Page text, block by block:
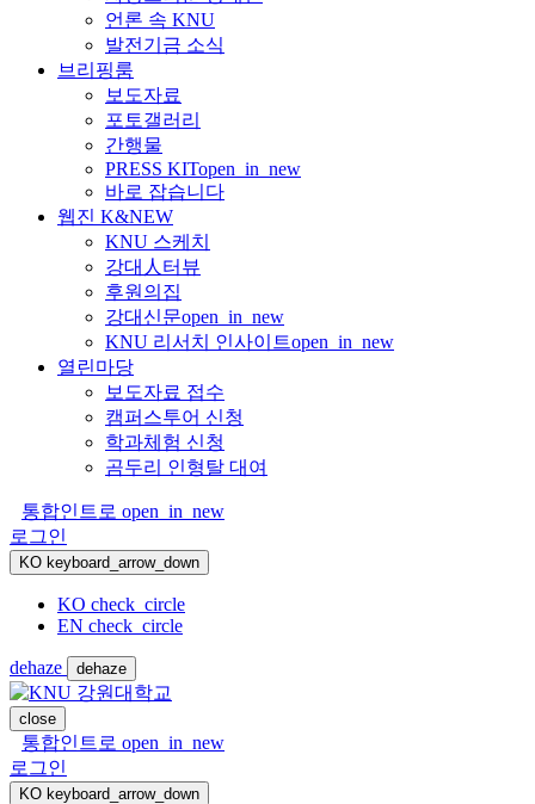
언론 속 KNU
발전기금 소식
브리핑룸
보도자료
포토갤러리
간행물
PRESS KITopen_in_new
바로 잡습니다
웹진 K&NEW
KNU 스케치
강대人터뷰
후원의집
강대신문open_in_new
KNU 리서치 인사이트open_in_new
열린마당
보도자료 접수
캠퍼스투어 신청
학과체험 신청
곰두리 인형탈 대여
통합인트로 open_in_new
로그인
KO keyboard_arrow_down
KO check_circle
EN check_circle
dehaze dehaze
close
통합인트로 open_in_new
로그인
KO keyboard_arrow_down